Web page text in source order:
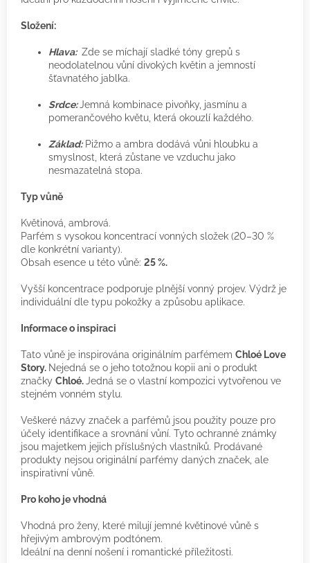
Složení:
Hlava: Zde se míchají sladké tóny grepů s
neodolatelnou vůní divokých květin a jemností
šťavnatého jablka.
Srdce:Jemná kombinace pivoňky, jasmínu a
pomerančového květu, která okouzlí každého.
Základ:Pižmo a ambra dodává vůni hloubku a
smyslnost, která zůstane ve vzduchu jako
nesmazatelná stopa.
Typ vůně
Květinová, ambrová.
Parfém s vysokou koncentrací vonných složek (20–30 %
dle konkrétní varianty).
Obsah esence u této vůně: 25 %.
Vyšší koncentrace podporuje plnější vonný projev. Výdrž je
individuální dle typu pokožky a způsobu aplikace.
Informace o inspiraci
Tato vůně je inspirována originálním parfémem Chloé Love
Story. Nejedná se o jeho totožnou kopii ani o produkt
značky Chloé.Jedná se o vlastní kompozici vytvořenou ve
stejném vonném stylu.
Veškeré názvy značek a parfémů jsou použity pouze pro
účely identifikace a srovnání vůní. Tyto ochranné známky
jsou majetkem jejich příslušných vlastníků. Prodávané
produkty nejsou originální parfémy daných značek, ale
inspirativní vůně.
Pro koho je vhodná
Vhodná pro ženy, které milují jemné květinové vůně s
hřejivým ambrovým podtónem.
Ideální na denní nošení i romantické příležitosti.